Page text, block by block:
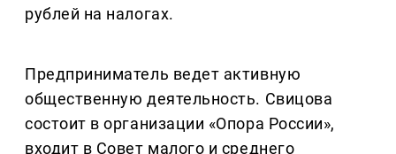
рублей на налогах.
Предприниматель ведет активную
общественную деятельность. Свицова
состоит в организации «Опора России»,
входит в Совет малого и среднего